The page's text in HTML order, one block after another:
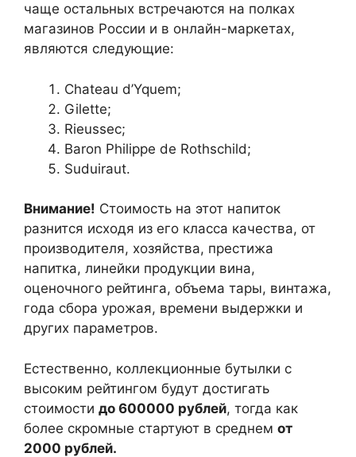
чаще остальных встречаются на полках
магазинов России и в онлайн-маркетах,
являются следующие:
Chateau d’Yquem;
Gilette;
Rieussec;
Baron Philippe de Rothschild;
Suduiraut.
Внимание! Стоимость на этот напиток
разнится исходя из его класса качества, от
производителя, хозяйства, престижа
напитка, линейки продукции вина,
оценочного рейтинга, объема тары, винтажа,
года сбора урожая, времени выдержки и
других параметров.
Естественно, коллекционные бутылки с
высоким рейтингом будут достигать
стоимости до 600000 рублей, тогда как
более скромные стартуют в среднем от
2000 рублей.